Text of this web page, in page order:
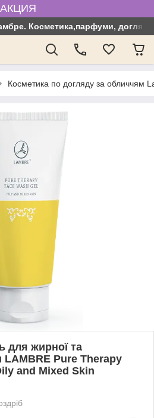
АКЦИЯ
Косметика,парфуми, догляд
Косметика по догляду за обличчям
для жирної та
LAMBRE Pure Therapy
and Mixed Skin